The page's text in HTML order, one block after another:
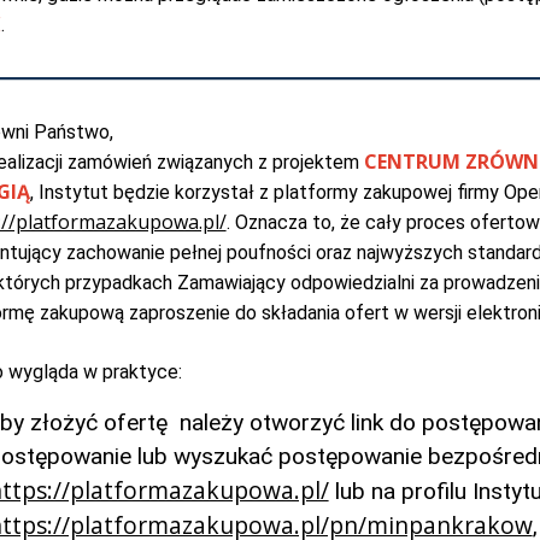
.
Państwo,
zamówień związanych z projektem CENTRUM
, Instytut będzie korzystał z platformy zakupowej firmy
platformazakupowa.pl/. Oznacza to, że cały proces
zachowanie pełnej poufności oraz najwyższych
przypadkach Zamawiający odpowiedzialni za
zakupową zaproszenie do składania ofert w wersji
wygląda w praktyce:
złożyć ofertę należy otworzyć link do
lub wyszukać postępowanie
platformazakupowa.pl/lub na profilu
platformazakupowa.pl/pn/minpankrakow,